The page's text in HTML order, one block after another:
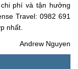
phí và tận hưởng
Travel: 0982 691
nhất.
Andrew Nguyen